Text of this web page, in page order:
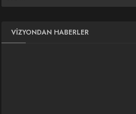
VIZYONDAN HABERLER